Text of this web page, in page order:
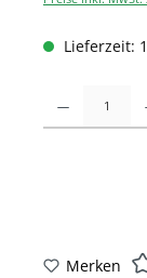
Lieferzeit:
Produkt Anzahl:
Merken